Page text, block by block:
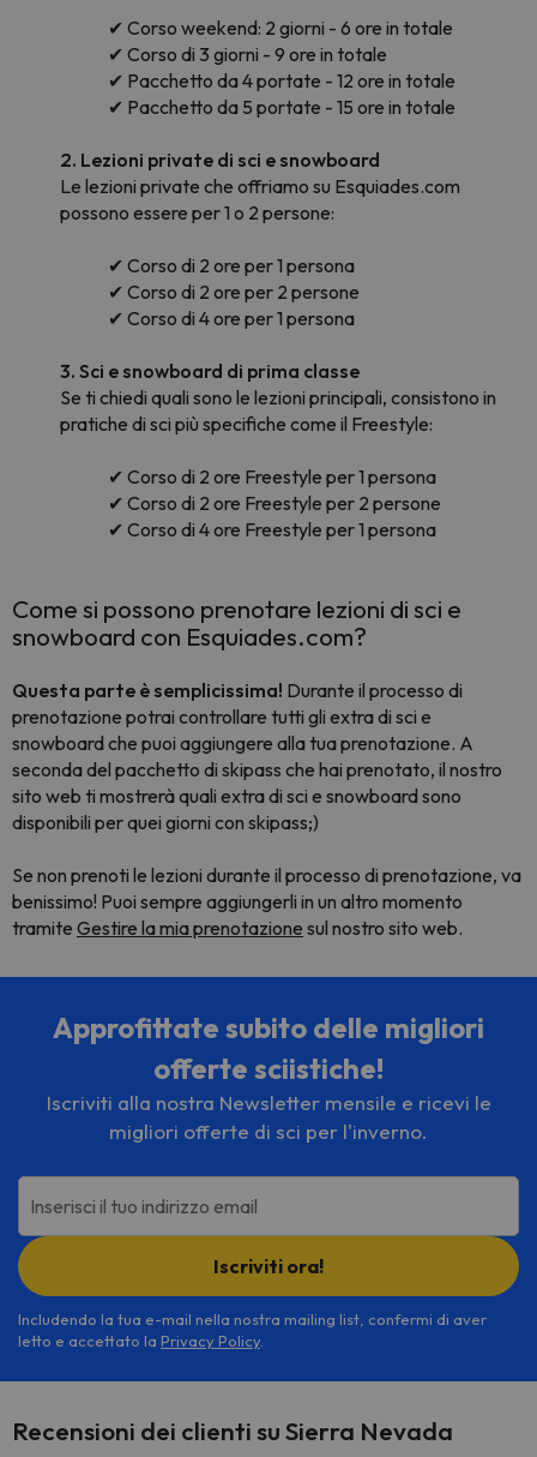
✔ Corso weekend: 2 giorni - 6 ore in totale
✔ Corso di 3 giorni - 9 ore in totale
✔ Pacchetto da 4 portate - 12 ore in totale
✔ Pacchetto da 5 portate - 15 ore in totale
2. Lezioni private di sci e snowboard
Le lezioni private che offriamo su Esquiades.com
possono essere per 1 o 2 persone:
✔ Corso di 2 ore per 1 persona
✔ Corso di 2 ore per 2 persone
✔ Corso di 4 ore per 1 persona
3. Sci e snowboard di prima classe
Se ti chiedi quali sono le lezioni principali, consistono in
pratiche di sci più specifiche come il Freestyle:
✔ Corso di 2 ore Freestyle per 1 persona
✔ Corso di 2 ore Freestyle per 2 persone
✔ Corso di 4 ore Freestyle per 1 persona
Come si possono prenotare lezioni di sci e
snowboard con Esquiades.com?
Questa parte è semplicissima! Durante il processo di
prenotazione potrai controllare tutti gli extra di sci e
snowboard che puoi aggiungere alla tua prenotazione. A
seconda del pacchetto di skipass che hai prenotato, il nostro
sito web ti mostrerà quali extra di sci e snowboard sono
disponibili per quei giorni con skipass;)
Se non prenoti le lezioni durante il processo di prenotazione, va
benissimo! Puoi sempre aggiungerli in un altro momento
tramite Gestire la mia prenotazione sul nostro sito web.
Approfittate subito delle migliori
offerte sciistiche!
Iscriviti alla nostra Newsletter mensile e ricevi le
migliori offerte di sci per l'inverno.
Inserisci il tuo indirizzo email
Iscriviti ora!
Includendo la tua e-mail nella nostra mailing list, confermi di aver
letto e accettato la Privacy Policy.
Recensioni dei clienti su Sierra Nevada